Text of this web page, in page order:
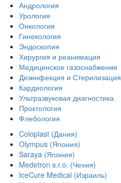
Андрология
Урология
Онкология
Гинекология
Эндоскопия
Хирургия и реанимация
Медицинское газоснабжение
Дезинфекция и Стерилизация
Кардиология
Ультразвуковая диагностика
Проктология
Флебология
Coloplast (Дания)
Olympus (Япония)
Saraya (Япония)
Medetron s.r.o. (Чехия)
IceCure Medical (Израиль)